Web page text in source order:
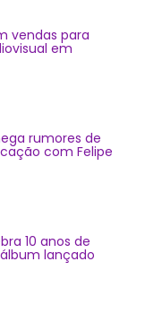
vendas para
em
rumores de
com Felipe
10 anos de
lançado